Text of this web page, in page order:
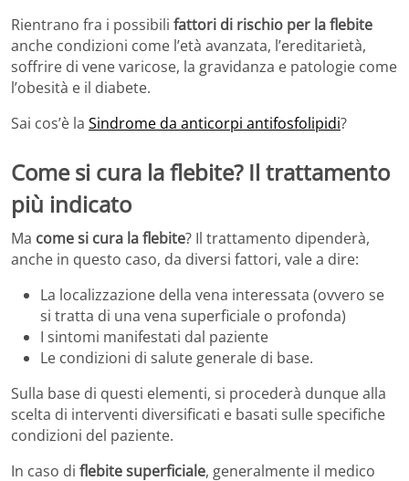
Rientrano fra i possibili fattori di rischio per la flebite
anche condizioni come l’età avanzata, l’ereditarietà,
soffrire di vene varicose, la gravidanza e patologie come
l’obesità e il diabete.
Sai cos’è la Sindrome da anticorpi antifosfolipidi?
Come si cura la flebite? Il trattamento
più indicato
Ma come si cura la flebite? Il trattamento dipenderà,
anche in questo caso, da diversi fattori, vale a dire:
La localizzazione della vena interessata (ovvero se
si tratta di una vena superficiale o profonda)
I sintomi manifestati dal paziente
Le condizioni di salute generale di base.
Sulla base di questi elementi, si procederà dunque alla
scelta di interventi diversificati e basati sulle specifiche
condizioni del paziente.
In caso di flebite superficiale, generalmente il medico